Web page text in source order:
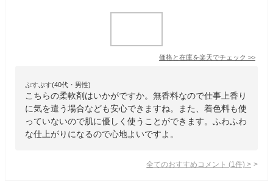
価格と在庫を楽天でチェック >>
ぷすぷす(40代・男性)
こちらの柔軟剤はいかがですか。無香料なので仕事上香り
に気を遣う場合なども安心できますね。また、着色料も使
っていないので肌に優しく使うことができます。ふわふわ
な仕上がりになるので心地よいですよ。
全てのおすすめコメント (1 件) >